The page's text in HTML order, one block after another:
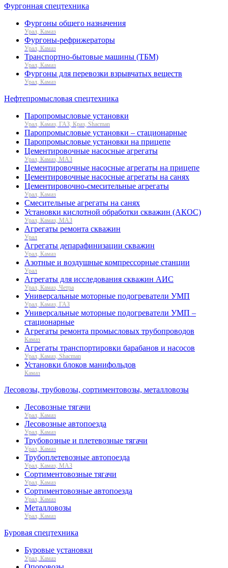
Фургонная спецтехника
Фургоны общего назначения
Урал, Камаз
Фургоны-рефрижераторы
Урал, Камаз
Транспортно-бытовые машины (ТБМ)
Урал, Камаз
Фургоны для перевозки взрывчатых веществ
Урал, Камаз
Нефтепромысловая спецтехника
Паропромысловые установки
Урал, Камаз, ГАЗ, Краз, Shacman
Паропромысловые установки – стационарные
Паропромысловые установки на прицепе
Цементировочные насосные агрегаты
Урал, Камаз, МАЗ
Цементировочные насосные агрегаты на прицепе
Цементировочные насосные агрегаты на санях
Цементировочно-смесительные агрегаты
Урал, Камаз
Смесительные агрегаты на санях
Установки кислотной обработки скважин (АКОС)
Урал, Камаз, МАЗ
Агрегаты ремонта скважин
Урал
Агрегаты депарафинизации скважин
Урал, Камаз
Азотные и воздушные компрессорные станции
Урал
Агрегаты для исследования скважин АИС
Урал, Камаз, Четра
Универсальные моторные подогреватели УМП
Урал, Камаз, ГАЗ
Универсальные моторные подогреватели УМП –
стационарные
Агрегаты ремонта промысловых трубопроводов
Камаз
Агрегаты транспортировки барабанов и насосов
Урал, Камаз, Shacman
Установки блоков манифольдов
Камаз
Лесовозы, трубовозы, сортиментовозы, металловозы
Лесовозные тягачи
Урал, Камаз
Лесовозные автопоезда
Урал, Камаз
Трубовозные и плетевозные тягачи
Урал, Камаз
Трубоплетевозные автопоезда
Урал, Камаз, МАЗ
Сортиментовозные тягачи
Урал, Камаз
Сортиментовозные автопоезда
Урал, Камаз
Металловозы
Урал, Камаз
Буровая спецтехника
Буровые установки
Урал, Камаз